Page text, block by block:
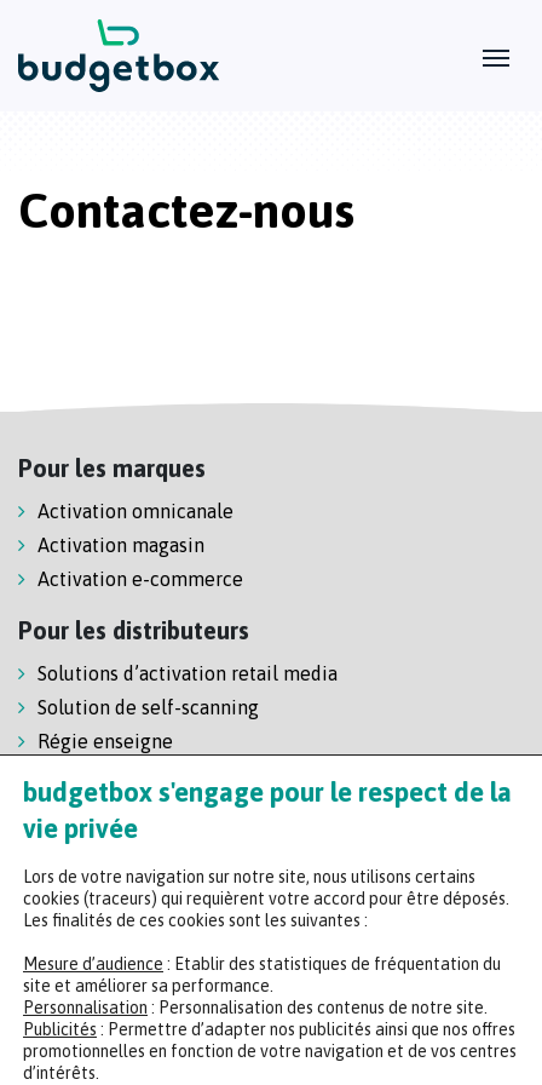
Contactez-nous
Pour les marques
Activation omnicanale
Activation magasin
Activation e-commerce
Pour les distributeurs
Solutions d’activation retail media
Solution de self-scanning
Régie enseigne
Headquarters
47 rue de la Chaussée d'Antin, 75009 Paris
+33 (0)2 35 65 78 29
budgetbox s'engage pour le respect de la
vie privée
Lors de votre navigation sur notre site, nous utilisons certains
cookies (traceurs) qui requièrent votre accord pour être déposés.
Les finalités de ces cookies sont les suivantes :
Mesure d’audience : Etablir des statistiques de fréquentation du
site et améliorer sa performance.
Personnalisation : Personnalisation des contenus de notre site.
Publicités : Permettre d’adapter nos publicités ainsi que nos offres
promotionnelles en fonction de votre navigation et de vos centres
d’intérêts.